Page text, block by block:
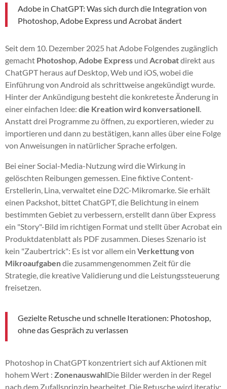
Adobe in ChatGPT: Was sich durch die Integration von
Photoshop, Adobe Express und Acrobat ändert
Seit dem 10. Dezember 2025 hat Adobe Folgendes zugänglich
gemacht Photoshop,Adobe Express und Acrobatdirekt aus
ChatGPT heraus auf Desktop, Web und iOS, wobei die
Einführung von Android als schrittweise angekündigt wurde.
Hinter der Ankündigung besteht die konkreteste Änderung in
einer einfachen Idee: die Kreation wird konversationell.
Anstatt drei Programme zu öffnen, zu exportieren, wieder zu
importieren und dann zu bestätigen, kann alles über eine Folge
von Anweisungen in natürlicher Sprache erfolgen.
Bei einer Social-Media-Nutzung wird die Wirkung in
gelöschten Reibungen gemessen. Eine fiktive Content-
Erstellerin, Lina, verwaltet eine D2C-Mikromarke. Sie erhält
einen Packshot, bittet ChatGPT, die Belichtung in einem
bestimmten Gebiet zu verbessern, erstellt dann über Express
ein "Story"-Bild im richtigen Format und stellt über Acrobat ein
Produktdatenblatt als PDF zusammen. Dieses Szenario ist
kein "Zaubertrick": Es ist vor allem ein Verkettung von
Mikroaufgabendie zusammengenommen Zeit für die
Strategie, die kreative Validierung und die Leistungssteuerung
freisetzen.
Gezielte Retusche und schnelle Iterationen: Photoshop,
ohne das Gespräch zu verlassen
Photoshop in ChatGPT konzentriert sich auf Aktionen mit
hohem Wert : ZonenauswahlDie Bilder werden in der Regel
nach dem Zufallsprinzip bearbeitet. Die Retusche wird iterativ: